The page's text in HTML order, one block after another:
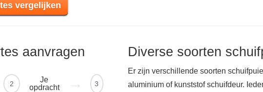
vergelijken
aanvragen
2
Je
opdracht
3
Ontvang
offertes
Diverse soorten
Er zijn verschillende soorten
aluminium of kunststof schuifdeur.